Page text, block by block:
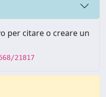
per citare o creare un
21817